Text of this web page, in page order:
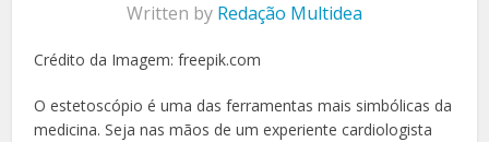
Written by Redação Multidea
Crédito da Imagem: freepik.com
O estetoscópio é uma das ferramentas mais simbólicas da
medicina. Seja nas mãos de um experiente cardiologista